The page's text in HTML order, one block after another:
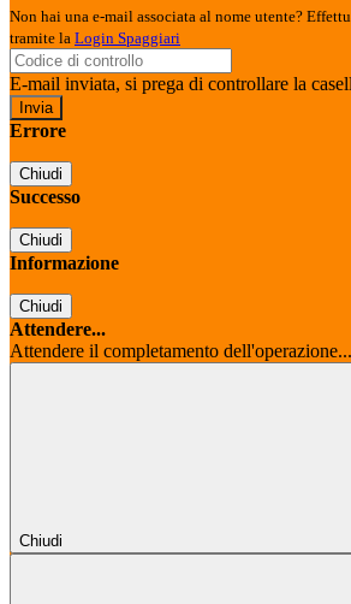
Non hai una e-mail associata al nome utente?
tramite la Login Spaggiari
E-mail inviata, si prega di controllare la
Errore
Chiudi
Successo
Chiudi
Informazione
Chiudi
Attendere...
Attendere il completamento dell'operazione...
Chiudi